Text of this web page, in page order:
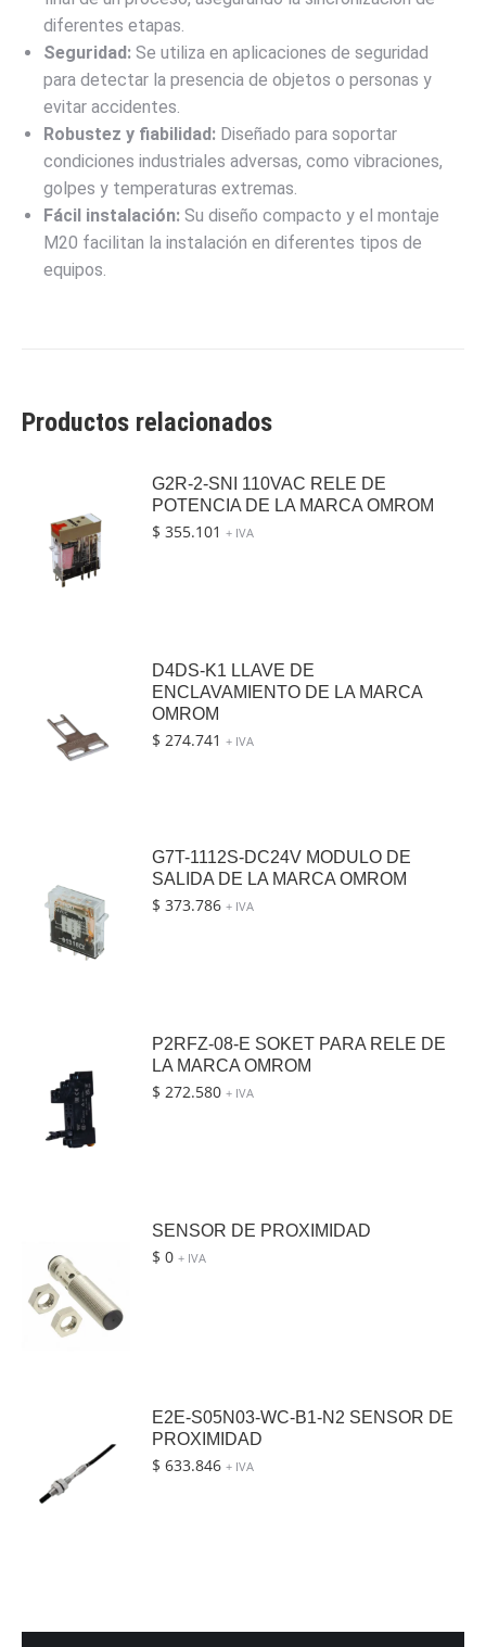
diferentes etapas.
Seguridad: Se utiliza en aplicaciones de seguridad
para detectar la presencia de objetos o personas y
evitar accidentes.
Robustez y fiabilidad: Diseñado para soportar
condiciones industriales adversas, como vibraciones,
golpes y temperaturas extremas.
Fácil instalación: Su diseño compacto y el montaje
M20 facilitan la instalación en diferentes tipos de
equipos.
Productos relacionados
G2R-2-SNI 110VAC RELE DE
POTENCIA DE LA MARCA OMROM
$ 355.101 + IVA
D4DS-K1 LLAVE DE
ENCLAVAMIENTO DE LA MARCA
OMROM
$ 274.741 + IVA
G7T-1112S-DC24V MODULO DE
SALIDA DE LA MARCA OMROM
$ 373.786 + IVA
P2RFZ-08-E SOKET PARA RELE DE
LA MARCA OMROM
$ 272.580 + IVA
SENSOR DE PROXIMIDAD
$ 0 + IVA
E2E-S05N03-WC-B1-N2 SENSOR DE
PROXIMIDAD
$ 633.846 + IVA